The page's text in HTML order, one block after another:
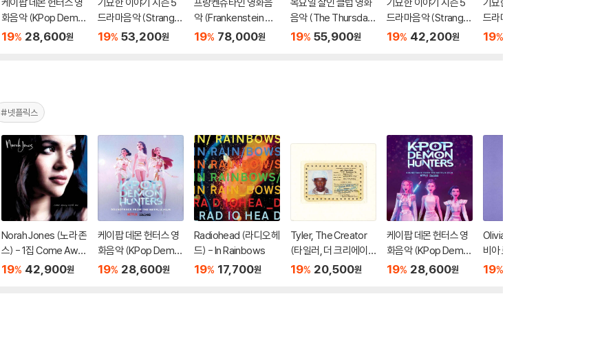
화음악 (KPop Demo
n Hunters From The
19% 28,600원
드라마음악 (Stranger
Things: Soundtrack
19% 53,200원
악 (Frankenstein Ori
ginal Motion Picture
19% 78,000원
음악 (The Thursday
Murder Club - Soun
19% 55,900원
드라마음악 (Stranger
Things: Soundtrack
19% 42,200원
드라마음악 (Stranger
Things: Soundtrack
19%
#넷플릭스
Norah Jones (노라 존
스) - 1집 Come Awa
y With Me (20th Ann
19% 42,900원
케이팝 데몬 헌터스 영
화음악 (KPop Demo
n Hunters From The
19% 28,600원
Radiohead (라디오헤
드) - In Rainbows
19% 17,700원
Tyler, The Creator
(타일러, 더 크리에이
터) - 6집 Call Me If Y
19% 20,500원
케이팝 데몬 헌터스 영
화음악 (KPop Demo
n Hunters From The
19% 28,600원
Olivia Rodrigo (올리
비아 로드리고) - 1집 S
our
19%